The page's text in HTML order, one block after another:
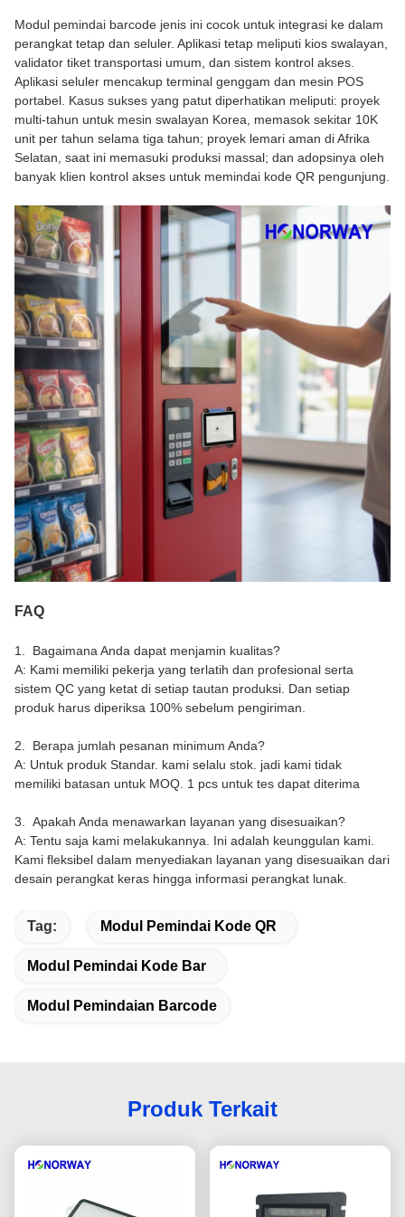
Modul pemindai barcode jenis ini cocok untuk integrasi ke dalam
perangkat tetap dan seluler. Aplikasi tetap meliputi kios swalayan,
validator tiket transportasi umum, dan sistem kontrol akses.
Aplikasi seluler mencakup terminal genggam dan mesin POS
portabel. Kasus sukses yang patut diperhatikan meliputi: proyek
multi-tahun untuk mesin swalayan Korea, memasok sekitar 10K
unit per tahun selama tiga tahun; proyek lemari aman di Afrika
Selatan, saat ini memasuki produksi massal; dan adopsinya oleh
banyak klien kontrol akses untuk memindai kode QR pengunjung.
FAQ
1. Bagaimana Anda dapat menjamin kualitas?
A: Kami memiliki pekerja yang terlatih dan profesional serta
sistem QC yang ketat di setiap tautan produksi. Dan setiap
produk harus diperiksa 100% sebelum pengiriman.
2. Berapa jumlah pesanan minimum Anda?
A: Untuk produk Standar. kami selalu stok. jadi kami tidak
memiliki batasan untuk MOQ. 1 pcs untuk tes dapat diterima
3. Apakah Anda menawarkan layanan yang disesuaikan?
A: Tentu saja kami melakukannya. Ini adalah keunggulan kami.
Kami fleksibel dalam menyediakan layanan yang disesuaikan dari
desain perangkat keras hingga informasi perangkat lunak.
Tag: Modul Pemindai Kode QR
Modul Pemindai Kode Bar
Modul Pemindaian Barcode
Produk Terkait